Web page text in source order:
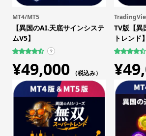
MT4/MT5
【異国のAI.天底サインシステ
ムV5】
者評価に
基づく5段
うち、
点
?
¥49,000 （税込み）
TV版【異
トレンド】
者評価に
基づく5段
うち、
4.47
点
¥